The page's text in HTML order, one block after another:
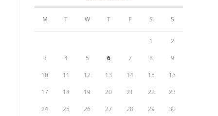
M T W T F S S
1 2
3 4 5 6 7 8 9
10 11 12 13 14 15 16
17 18 19 20 21 22 23
24 25 26 27 28 29 30